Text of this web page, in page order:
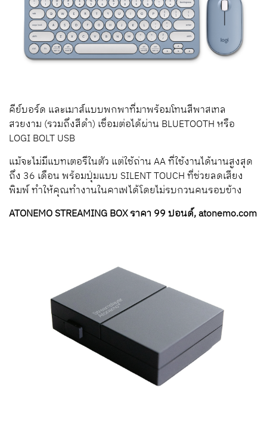
คีย์บอร์ด และเมาส์แบบพกพาที่มาพร้อมโทนสีพาสเทล
สวยงาม (รวมถึงสีดำ) เชื่อมต่อได้ผ่าน BLUETOOTH หรือ
LOGI BOLT USB
แม้จะไม่มีแบทเตอรีในตัว แต่ใช้ถ่าน AA ที่ใช้งานได้นานสูงสุด
ถึง 36 เดือน พร้อมปุ่มแบบ SILENT TOUCH ที่ช่วยลดเสียง
พิมพ์ ทำให้คุณทำงานในคาเฟได้โดยไม่รบกวนคนรอบข้าง
ATONEMO STREAMING BOX ราคา 99 ปอนด์, atonemo.com